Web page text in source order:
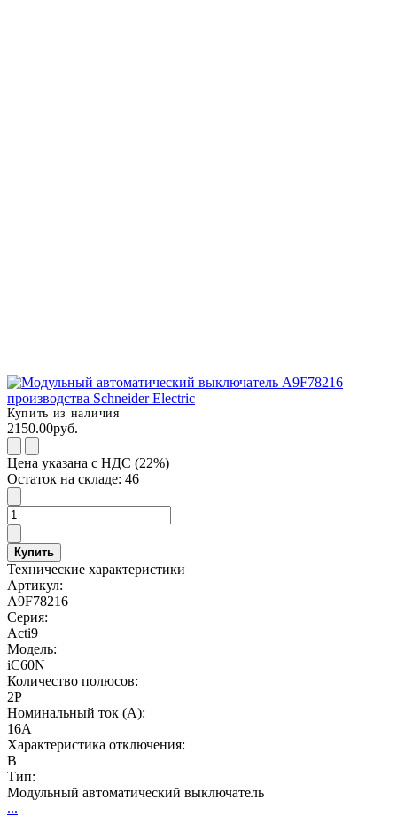
Купить из наличия
2150.00руб.
Цена указана с НДС (22%)
Остаток на складе: 46
Купить
Технические характеристики
Артикул:
A9F78216
Серия:
Acti9
Модель:
iC60N
Количество полюсов:
2P
Номинальный ток (А):
16А
Характеристика отключения:
B
Тип:
Модульный автоматический выключатель
...